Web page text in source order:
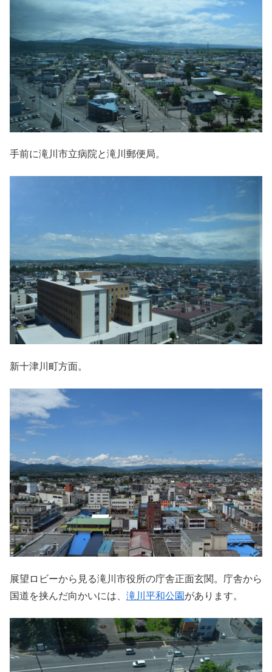
手前に滝川市立病院と滝川郵便局。
新十津川町方面。
展望ロビーから見る滝川市役所の庁舎正面玄関。庁舎から
国道を挟んだ向かいには、 滝川平和公園 があります。